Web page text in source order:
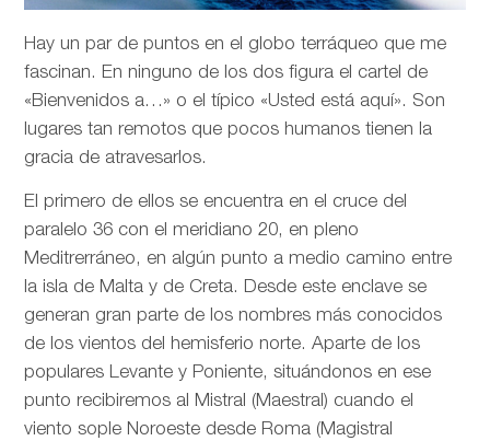
Hay un par de puntos en el globo terráqueo que me
fascinan. En ninguno de los dos figura el cartel de
«Bienvenidos a…» o el típico «Usted está aquí». Son
lugares tan remotos que pocos humanos tienen la
gracia de atravesarlos.
El primero de ellos se encuentra en el cruce del
paralelo 36 con el meridiano 20, en pleno
Meditrerráneo, en algún punto a medio camino entre
la isla de Malta y de Creta. Desde este enclave se
generan gran parte de los nombres más conocidos
de los vientos del hemisferio norte. Aparte de los
populares Levante y Poniente, situándonos en ese
punto recibiremos al Mistral (Maestral) cuando el
viento sople Noroeste desde Roma (Magistral